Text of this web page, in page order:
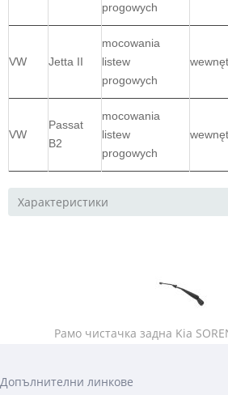
progowych
VW Jetta II
mocowania
listew
progowych
VW
Passat
B2
mocowania
listew
progowych
Характеристики
Рамо чистачка задна Kia
Допълнителни линкове